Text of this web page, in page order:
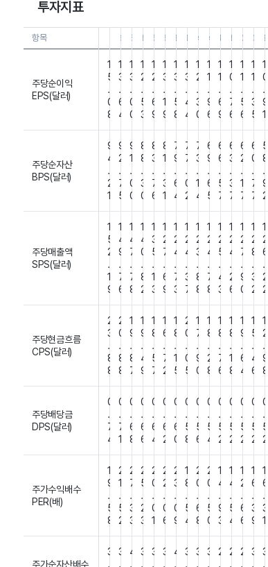
투자지표
항목 26.05.31
26.02.2825.11.30
25.08.3125.05.31
25.02.2824.11.30
24.08.31
24.05.31
24.02.2923.11.30
23.08.31
주당순이익
EPS(달러)
1
5
.
0
8
1
3
.
6
4
1
3
.
0
0
1
2
.
5
3
1
2
.
6
9
1
3
.
1
9
1
3
.
5
8
1
3
.
4
4
1
2
.
3
0
1
1
.
9
6
1
1
.
6
9
1
0
.
7
6
1
1
.
5
6
1
1
.
3
5
1
0
.
9
1
주당순자산
BPS(달러)
9
4
.
2
1
9
2
.
7
5
9
1
.
0
0
8
8
.
3
0
8
3
.
7
6
8
1
.
3
1
7
9
.
6
4
7
7
.
0
2
7
3
.
1
4
6
9
.
6
5
6
6
.
5
7
6
3
.
3
7
6
2
.
1
7
6
0
.
7
7
5
8
.
9
2
주당매출액
SPS(달러)
1
5
2
.
1
9
1
4
9
.
7
6
1
4
7
.
7
8
1
4
0
.
8
2
1
3
5
.
1
3
1
2
7
.
6
9
1
2
4
.
7
3
1
2
4
.
3
7
1
2
3
.
8
8
1
2
4
.
7
8
1
2
5
.
4
3
1
2
4
.
2
6
1
2
7
.
9
0
1
2
8
.
3
2
1
2
6
.
2
2
주당현금흐름
CPS(달러)
2
3
.
8
8
2
0
.
8
8
1
9
.
8
7
1
9
.
4
9
1
8
.
5
7
1
6
.
7
2
1
8
.
1
5
2
0
.
0
5
1
7
.
9
0
1
8
.
2
8
1
8
.
7
6
1
8
.
1
8
1
9
.
6
4
1
5
.
4
6
1
2
.
9
8
주당배당금
DPS(달러)
0
.
7
4
0
.
7
1
0
.
6
8
0
.
6
6
0
.
6
4
0
.
6
2
0
.
6
0
0
.
5
8
0
.
5
6
0
.
5
4
0
.
5
2
0
.
5
2
0
.
5
2
0
.
5
2
0
.
5
2
주가수익배수
PER(배)
1
9
.
5
8
2
1
.
5
2
2
7
.
3
3
2
5
.
2
3
2
0
.
0
1
2
2
.
0
6
2
3
.
0
9
1
8
.
5
4
2
0
.
6
8
2
0
.
5
0
1
4
.
9
3
1
4
.
5
4
1
2
.
6
6
1
6
.
3
9
1
6
.
3
1
주가순자산배수
3
.
3
.
4
.
3
.
3
.
3
.
4
.
3
.
3
.
3
.
2
.
2
.
2
.
3
.
3
.